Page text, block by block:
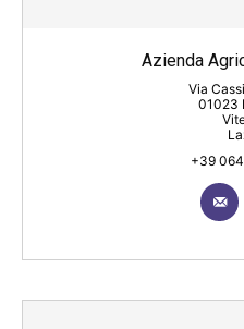
Azienda
Via
01023
+39